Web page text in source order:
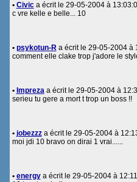
• Civica écrit le 29-05-2004 à
c vre kelle e belle... 10
• psykotun-Ra écrit le 29-05-2004 à
comment elle clake trop j'adore le
• Imprezaa écrit le 29-05-2004 à
serieu tu gere a mort t trop un boss !!
• jobezzza écrit le 29-05-2004 à
moi jdi 10 bravo on dirai 1 vrai......
• energya écrit le 29-05-2004 à